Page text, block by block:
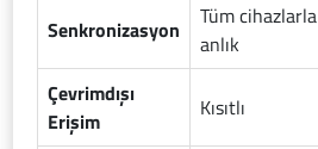
Senkronizasyon
Tüm cihazlarla
anlık
Çevrimdışı
Erişim
Kısıtlı